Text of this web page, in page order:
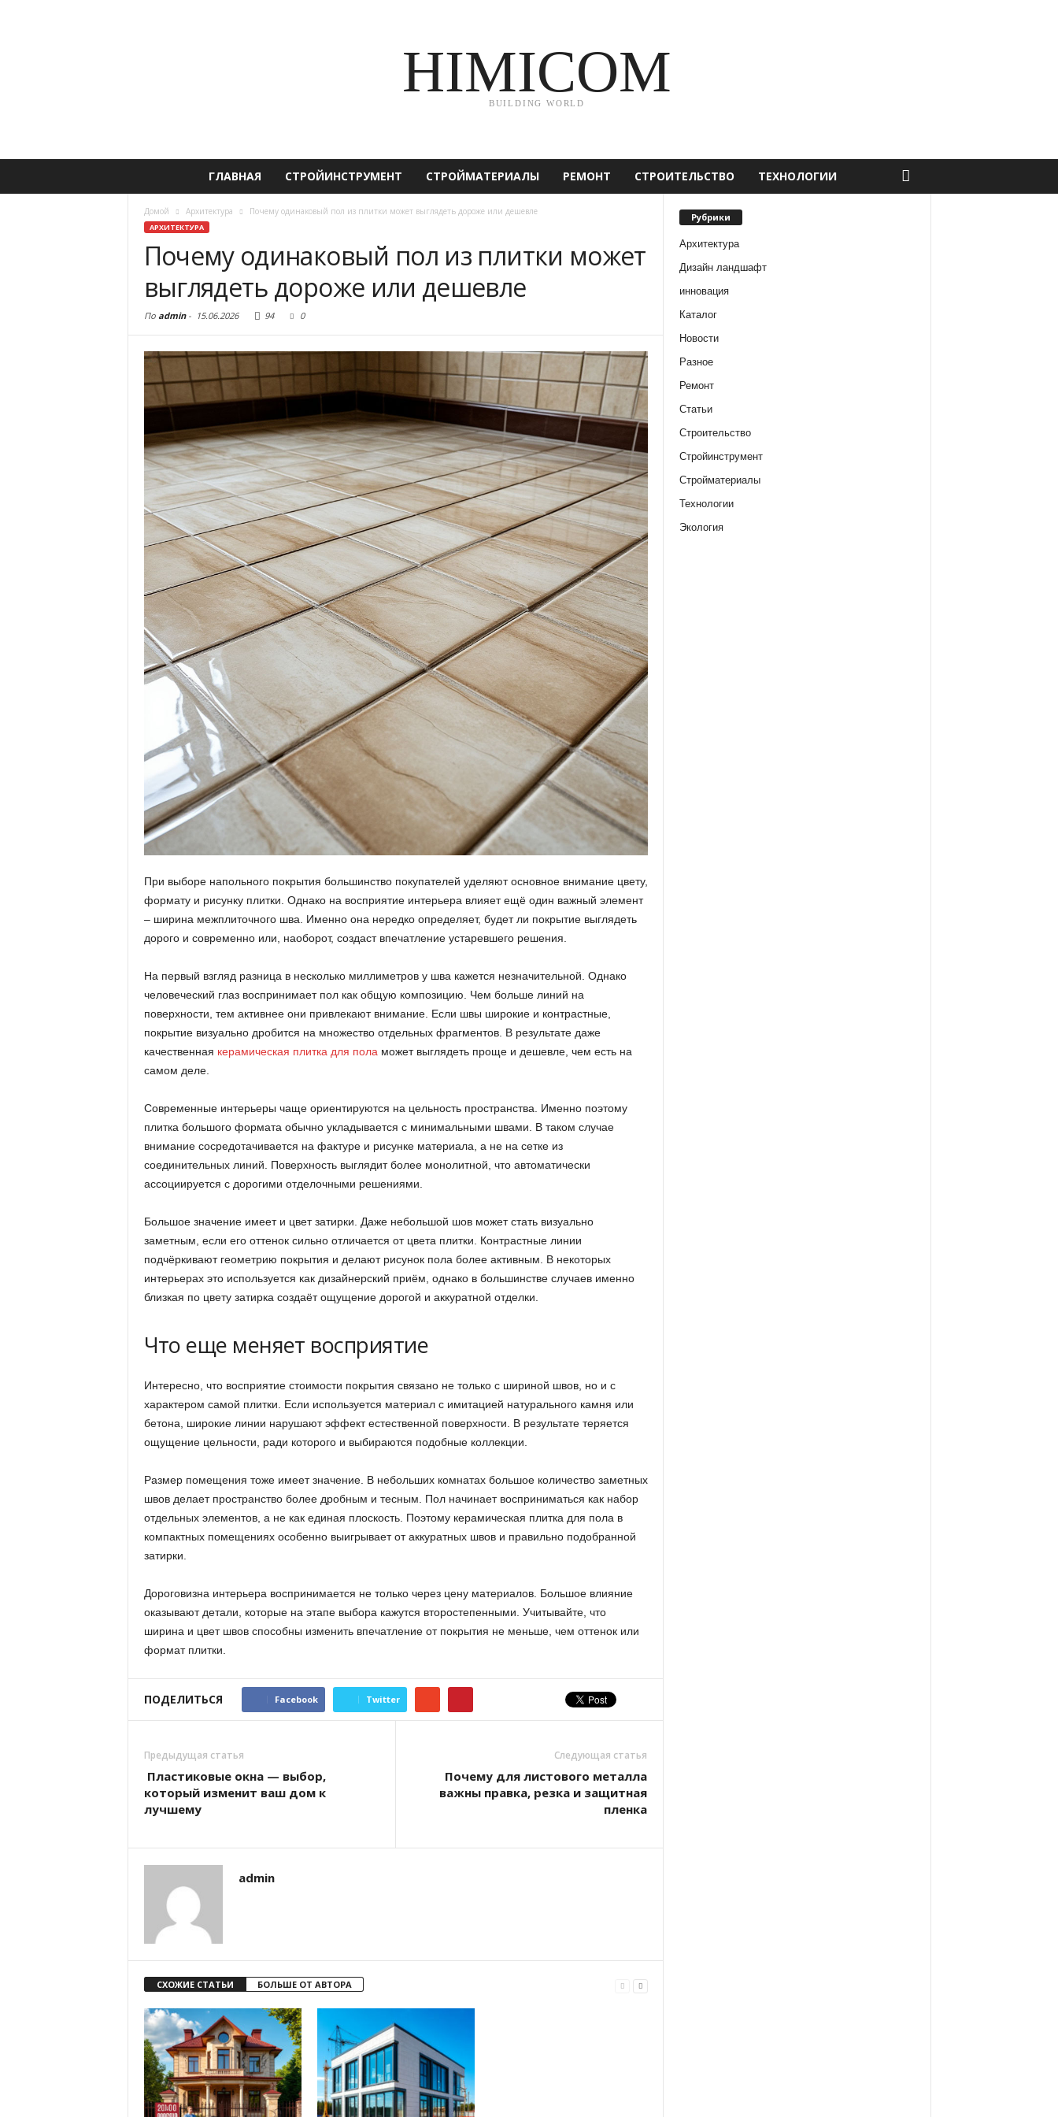
HIMICOM
BUILDING WORLD
ГЛАВНАЯ СТРОЙИНСТРУМЕНТ СТРОЙМАТЕРИАЛЫ РЕМОНТ СТРОИТЕЛЬСТВО ТЕХНОЛОГИИ
Домой Архитектура Почему одинаковый пол из плитки может выглядеть дороже или дешевле
АРХИТЕКТУРА
Почему одинаковый пол из плитки может
выглядеть дороже или дешевле
По admin- 15.06.2026 94 0
При выборе напольного покрытия большинство покупателей уделяют основное внимание цвету,
формату и рисунку плитки. Однако на восприятие интерьера влияет ещё один важный элемент
– ширина межплиточного шва. Именно она нередко определяет, будет ли покрытие выглядеть
дорого и современно или, наоборот, создаст впечатление устаревшего решения.
На первый взгляд разница в несколько миллиметров у шва кажется незначительной. Однако
человеческий глаз воспринимает пол как общую композицию. Чем больше линий на
поверхности, тем активнее они привлекают внимание. Если швы широкие и контрастные,
покрытие визуально дробится на множество отдельных фрагментов. В результате даже
качественная керамическая плитка для пола может выглядеть проще и дешевле, чем есть на
самом деле.
Современные интерьеры чаще ориентируются на цельность пространства. Именно поэтому
плитка большого формата обычно укладывается с минимальными швами. В таком случае
внимание сосредотачивается на фактуре и рисунке материала, а не на сетке из
соединительных линий. Поверхность выглядит более монолитной, что автоматически
ассоциируется с дорогими отделочными решениями.
Большое значение имеет и цвет затирки. Даже небольшой шов может стать визуально
заметным, если его оттенок сильно отличается от цвета плитки. Контрастные линии
подчёркивают геометрию покрытия и делают рисунок пола более активным. В некоторых
интерьерах это используется как дизайнерский приём, однако в большинстве случаев именно
близкая по цвету затирка создаёт ощущение дорогой и аккуратной отделки.
Что еще меняет восприятие
Интересно, что восприятие стоимости покрытия связано не только с шириной швов, но и с
характером самой плитки. Если используется материал с имитацией натурального камня или
бетона, широкие линии нарушают эффект естественной поверхности. В результате теряется
ощущение цельности, ради которого и выбираются подобные коллекции.
Размер помещения тоже имеет значение. В небольших комнатах большое количество заметных
швов делает пространство более дробным и тесным. Пол начинает восприниматься как набор
отдельных элементов, а не как единая плоскость. Поэтому керамическая плитка для пола в
компактных помещениях особенно выигрывает от аккуратных швов и правильно подобранной
затирки.
Дороговизна интерьера воспринимается не только через цену материалов. Большое влияние
оказывают детали, которые на этапе выбора кажутся второстепенными. Учитывайте, что
ширина и цвет швов способны изменить впечатление от покрытия не меньше, чем оттенок или
формат плитки.
ПОДЕЛИТЬСЯ Facebook Twitter
Предыдущая статья
Пластиковые окна — выбор,
который изменит ваш дом к
лучшему
Следующая статья
Почему для листового металла
важны правка, резка и защитная
пленка
admin
СХОЖИЕ СТАТЬИ БОЛЬШЕ ОТ АВТОРА
Рубрики
Архитектура
Дизайн ландшафт
инновация
Каталог
Новости
Разное
Ремонт
Статьи
Строительство
Стройинструмент
Стройматериалы
Технологии
Экология